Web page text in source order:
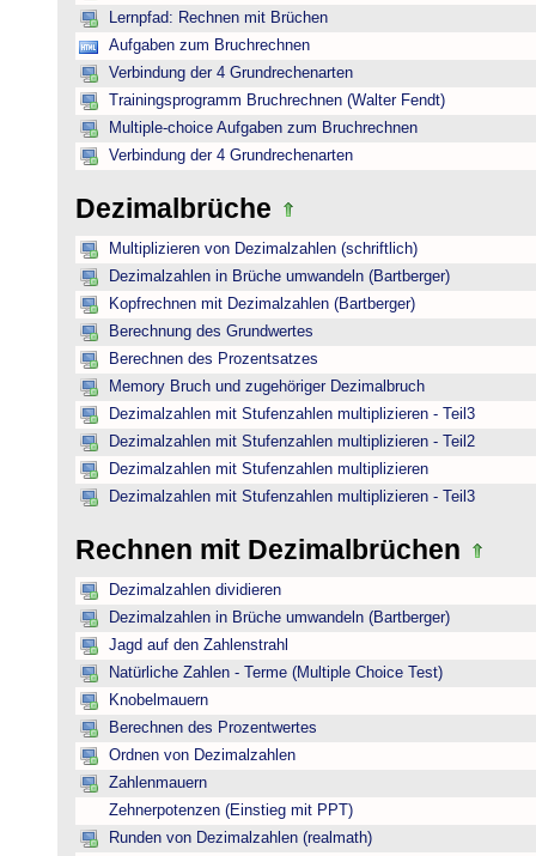
Lernpfad: Rechnen mit Brüchen
Aufgaben zum Bruchrechnen
Verbindung der 4 Grundrechenarten
Trainingsprogramm Bruchrechnen (Walter Fendt)
Multiple-choice Aufgaben zum Bruchrechnen
Verbindung der 4 Grundrechenarten
Dezimalbrüche
Multiplizieren von Dezimalzahlen (schriftlich)
Dezimalzahlen in Brüche umwandeln (Bartberger)
Kopfrechnen mit Dezimalzahlen (Bartberger)
Berechnung des Grundwertes
Berechnen des Prozentsatzes
Memory Bruch und zugehöriger Dezimalbruch
Dezimalzahlen mit Stufenzahlen multiplizieren - Teil3
Dezimalzahlen mit Stufenzahlen multiplizieren - Teil2
Dezimalzahlen mit Stufenzahlen multiplizieren
Dezimalzahlen mit Stufenzahlen multiplizieren - Teil3
Rechnen mit Dezimalbrüchen
Dezimalzahlen dividieren
Dezimalzahlen in Brüche umwandeln (Bartberger)
Jagd auf den Zahlenstrahl
Natürliche Zahlen - Terme (Multiple Choice Test)
Knobelmauern
Berechnen des Prozentwertes
Ordnen von Dezimalzahlen
Zahlenmauern
Zehnerpotenzen (Einstieg mit PPT)
Runden von Dezimalzahlen (realmath)